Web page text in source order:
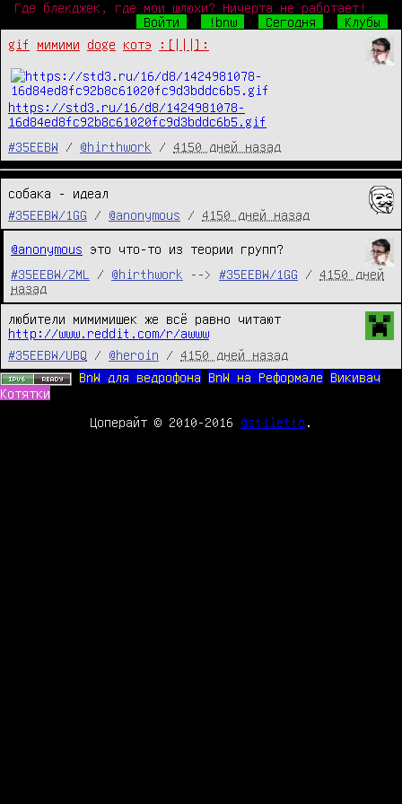
Где блекджек, где мои шлюхи? Ничерта не работает!
Войти
!bnw Сегодня
Клубы
gif
мимими doge котэ :[|||]:
https://std3.ru/16/d8/1424981078-
16d84ed8fc92b8c61020fc9d3bddc6b5.gif
#35EEBW
/ @hirthwork / 4150 дней назад
собака - идеал
#35EEBW/1GG
/ @anonymous / 4150 дней назад
@anonymous это что-то из теории групп?
#35EEBW/ZML
/ @hirthwork --> #35EEBW/1GG / 4150 дней
назад
http://www.reddit.com/r/awww
#35EEBW/UBQ
/ @heroin / 4150 дней назад
BnW для ведрофона
BnW на Реформале
Викивач
Котятки
Цоперайт © 2010-2016 @stiletto